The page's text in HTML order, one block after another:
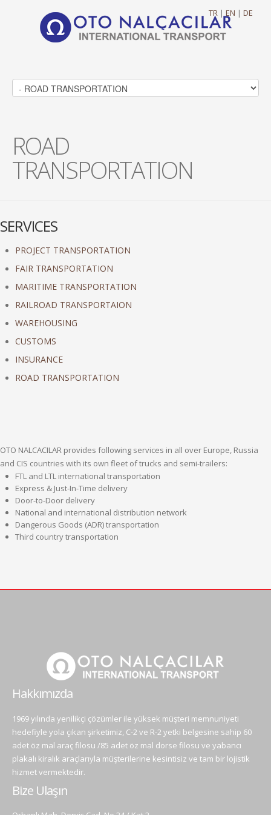
TR | EN | DE
ROAD
TRANSPORTATION
SERVICES
PROJECT TRANSPORTATION
FAIR TRANSPORTATION
MARITIME TRANSPORTATION
RAILROAD TRANSPORTAION
WAREHOUSING
CUSTOMS
INSURANCE
ROAD TRANSPORTATION
OTO NALCACILAR provides following services in all over Europe, Russia
and CIS countries with its own fleet of trucks and semi-trailers:
FTL and LTL international transportation
Express & Just-In-Time delivery
Door-to-Door delivery
National and international distribution network
Dangerous Goods (ADR) transportation
Third country transportation
Hakkımızda
1969 yılında yenilikçi çözümler ile yüksek müşteri memnuniyeti
hedefiyle yola çıkan şirketimiz, C-2 ve R-2 yetki belgesine sahip 60
adet öz mal araç filosu /85 adet öz mal dorse filosu ve yabancı
plakalı kiralık araçlarıyla müşterilerine kesintisiz ve tam bir lojistik
hizmet vermektedir.
Bize Ulaşın